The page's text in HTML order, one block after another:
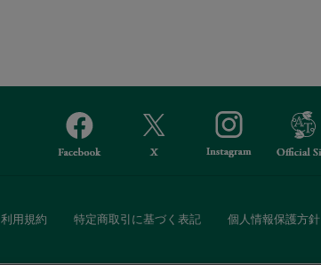
利用規約 特定商取引に基づく表記 個人情報保護方針